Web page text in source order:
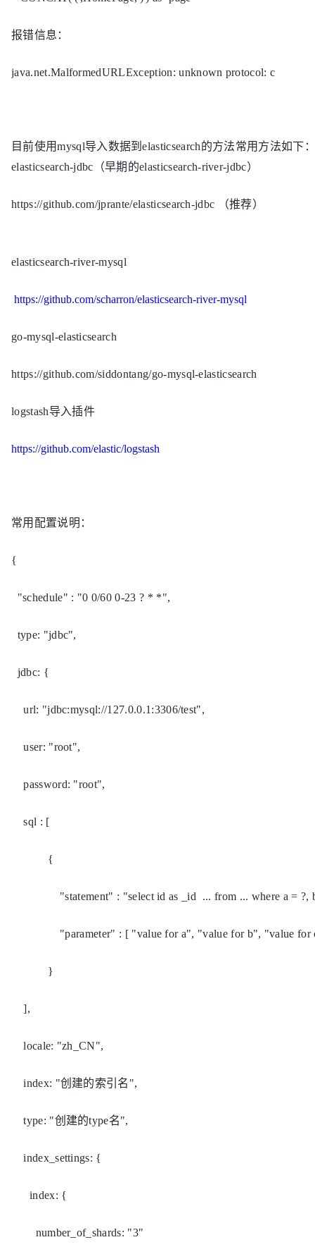
报错信息：
java.net.MalformedURLException: unknown protocol: c
目前使用mysql导入数据到elasticsearch的方法常用方法如下：
elasticsearch-jdbc（早期的elasticsearch-river-jdbc）
https://github.com/jprante/elasticsearch-jdbc （推荐）
elasticsearch-river-mysql
https://github.com/scharron/elasticsearch-river-mysql
go-mysql-elasticsearch
https://github.com/siddontang/go-mysql-elasticsearch
logstash导入插件
https://github.com/elastic/logstash
常用配置说明：
{
"schedule" : "0 0/60 0-23 ? * *",
type: "jdbc",
jdbc: {
url: "jdbc:mysql://127.0.0.1:3306/test",
user: "root",
password: "root",
sql : [
{
"statement" : "select id as _id ... from ... where a = ?, b
"parameter" : [ "value for a", "value for b", "value for
}
],
locale: "zh_CN",
index: "创建的索引名",
type: "创建的type名",
index_settings: {
index: {
number_of_shards: "3"